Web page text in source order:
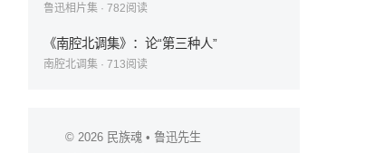
鲁迅相片集 · 782阅读
《南腔北调集》：论“第三种人”
南腔北调集 · 713阅读
© 2026 民族魂 • 鲁迅先生